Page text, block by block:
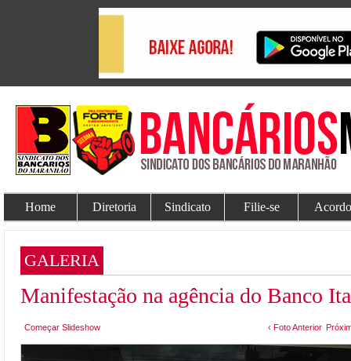
Home Diretoria Sindicato Filie-se
GALERIA
Manifestação na agência do Banco
Começar Slideshow ‹ Foto Anterior